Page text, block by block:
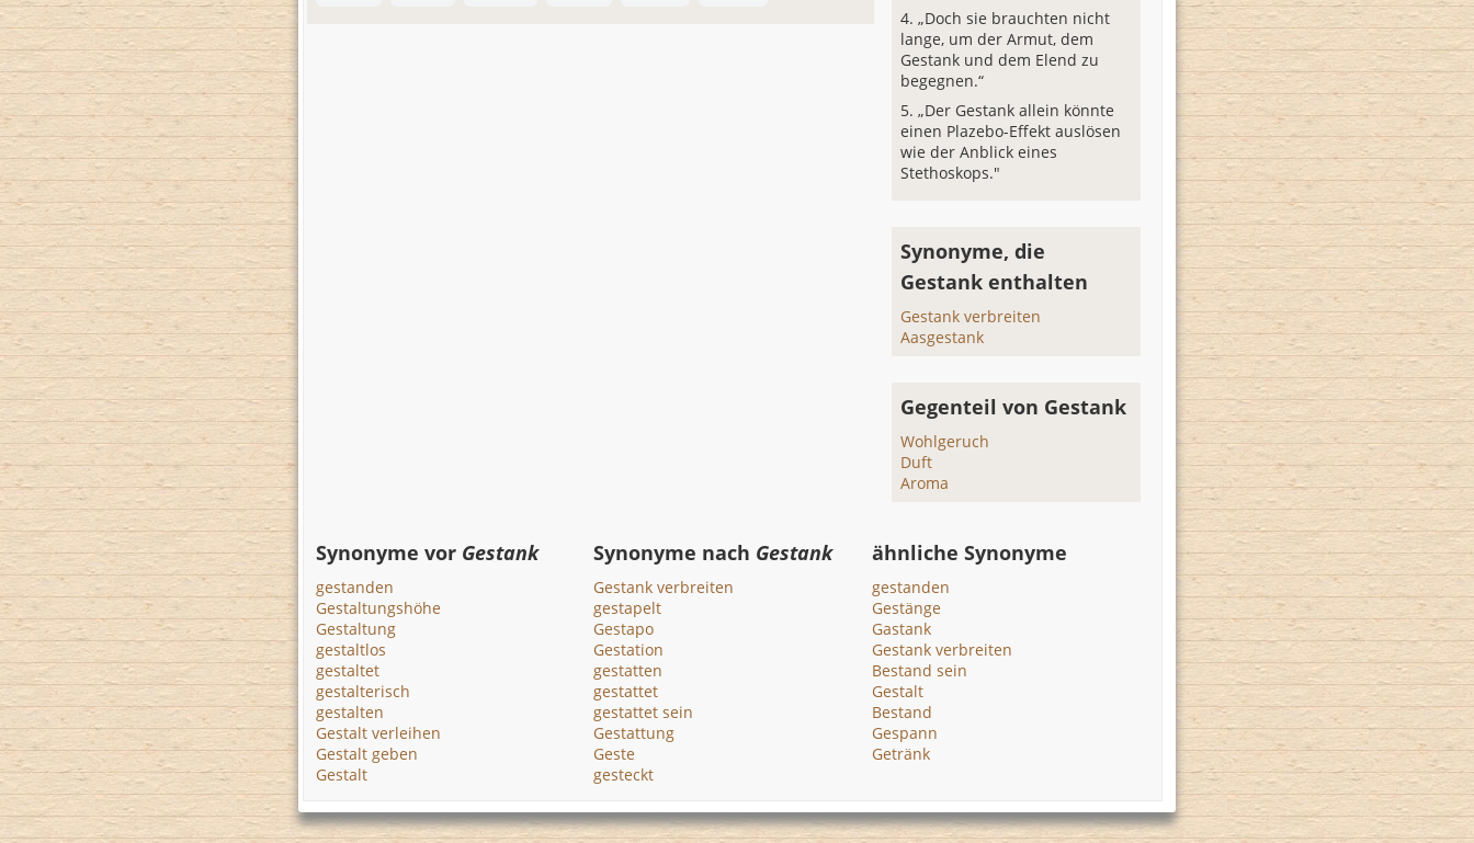
„Doch sie brauchten nicht
lange, um der Armut, dem
Gestank und dem Elend zu
begegnen.“
„Der Gestank allein könnte
einen Plazebo-Effekt auslösen
wie der Anblick eines
Stethoskops."
Synonyme, die
Gestank enthalten
Gestank verbreiten
Aasgestank
Gegenteil von Gestank
Wohlgeruch
Duft
Aroma
Synonyme vor Gestank
gestanden
Gestaltungshöhe
Gestaltung
gestaltlos
gestaltet
gestalterisch
gestalten
Gestalt verleihen
Gestalt geben
Gestalt
Synonyme nach Gestank
Gestank verbreiten
gestapelt
Gestapo
Gestation
gestatten
gestattet
gestattet sein
Gestattung
Geste
gesteckt
ähnliche Synonyme
gestanden
Gestänge
Gastank
Gestank verbreiten
Bestand sein
Gestalt
Bestand
Gespann
Getränk